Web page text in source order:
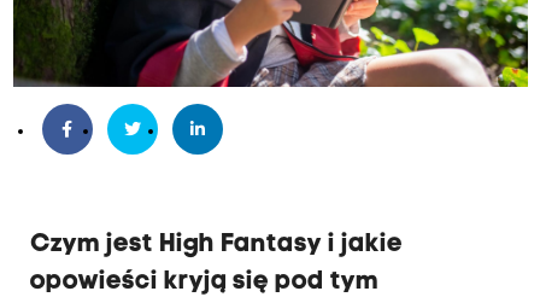
Czym jest High Fantasy i jakie
opowieści kryją się pod tym